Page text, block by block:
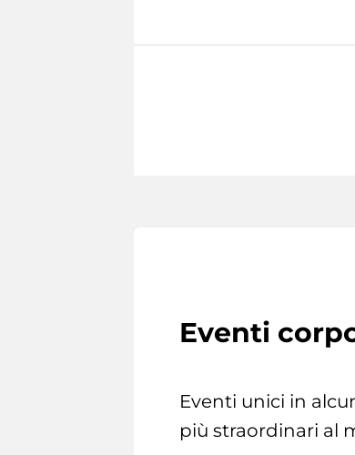
Eventi
Eventi unici in
più straordinari al